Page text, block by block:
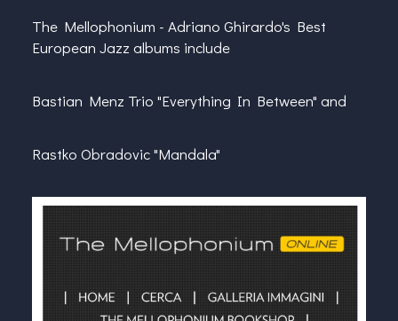
The Mellophonium - Adriano Ghirardo's Best
European Jazz albums include
Bastian Menz Trio "Everything In Between" and
Rastko Obradovic "Mandala"